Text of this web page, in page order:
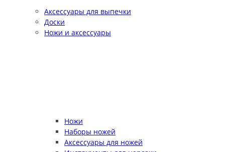
Аксессуары для выпечки
Доски
Ножи и аксессуары
Ножи
Наборы ножей
Аксессуары для ножей